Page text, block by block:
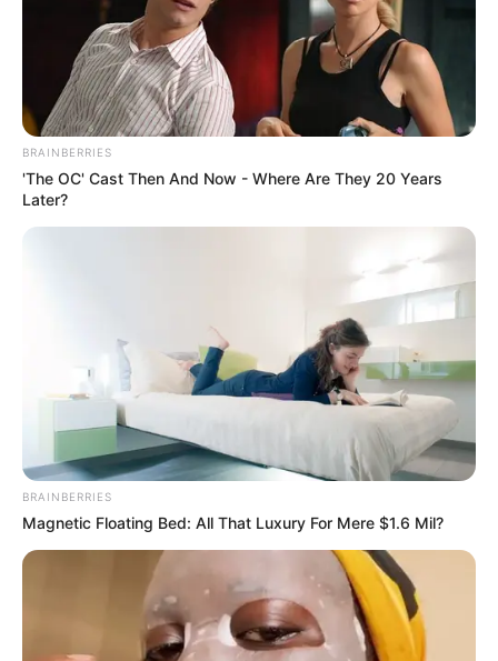
BRAINBERRIES
'The OC' Cast Then And Now - Where Are They 20 Years
Later?
BRAINBERRIES
Magnetic Floating Bed: All That Luxury For Mere $1.6 Mil?